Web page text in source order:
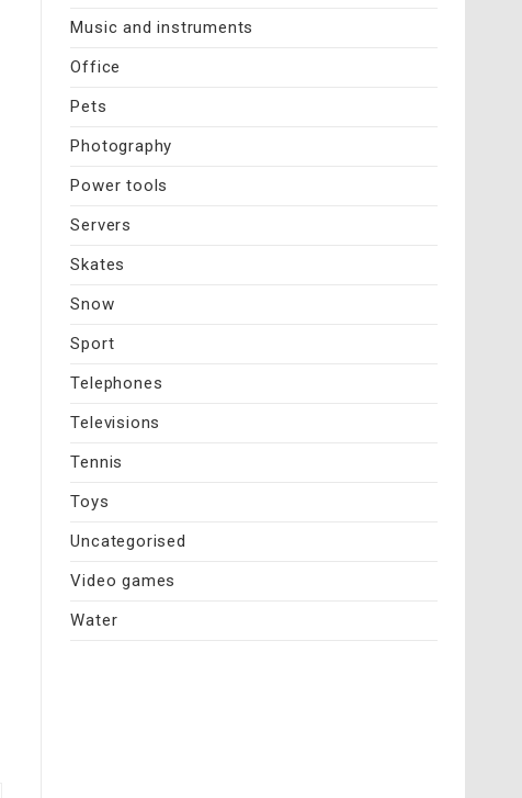
Music and instruments
Office
Pets
Photography
Power tools
Servers
Skates
Snow
Sport
Telephones
Televisions
Tennis
Toys
Uncategorised
Video games
Water